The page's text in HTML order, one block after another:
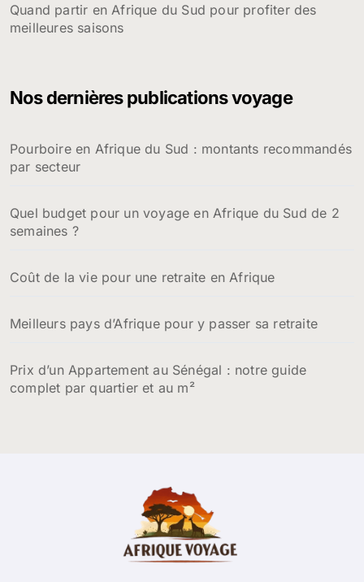
Quand partir en Afrique du Sud pour profiter des
meilleures saisons
Nos dernières publications voyage
Pourboire en Afrique du Sud : montants recommandés
par secteur
Quel budget pour un voyage en Afrique du Sud de 2
semaines ?
Coût de la vie pour une retraite en Afrique
Meilleurs pays d’Afrique pour y passer sa retraite
Prix d’un Appartement au Sénégal : notre guide
complet par quartier et au m²